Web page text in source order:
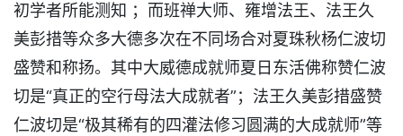
初学者所能测知 ；而班禅大师、雍增法王、法王久
美彭措等众多大德多次在不同场合对夏珠秋杨仁波切
盛赞和称扬。其中大威德成就师夏日东活佛称赞仁波
切是“真正的空行母法大成就者”；法王久美彭措盛赞
仁波切是“极其稀有的四灌法修习圆满的大成就师”等